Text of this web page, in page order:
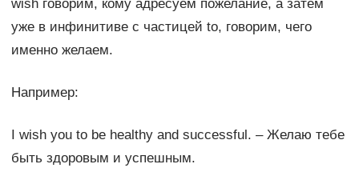
wish говорим, кому адресуем пожелание, а затем
уже в инфинитиве с частицей to, говорим, чего
именно желаем.
Например:
I wish you to be healthy and successful. – Желаю тебе
быть здоровым и успешным.